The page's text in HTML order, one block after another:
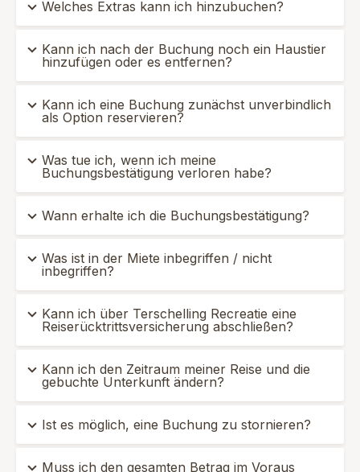
Welches Extras kann ich hinzubuchen?
Kann ich nach der Buchung noch ein Haustier
hinzufügen oder es entfernen?
Kann ich eine Buchung zunächst unverbindlich
als Option reservieren?
Was tue ich, wenn ich meine
Buchungsbestätigung verloren habe?
Wann erhalte ich die Buchungsbestätigung?
Was ist in der Miete inbegriffen / nicht
inbegriffen?
Kann ich über Terschelling Recreatie eine
Reiserücktrittsversicherung abschließen?
Kann ich den Zeitraum meiner Reise und die
gebuchte Unterkunft ändern?
Ist es möglich, eine Buchung zu stornieren?
Muss ich den gesamten Betrag im Voraus